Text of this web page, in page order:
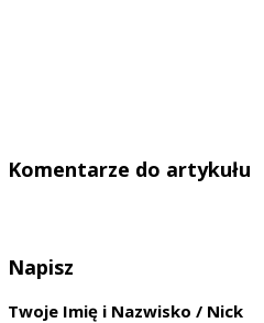
Komentarze do artykułu
Napisz
Twoje Imię i Nazwisko / Nick